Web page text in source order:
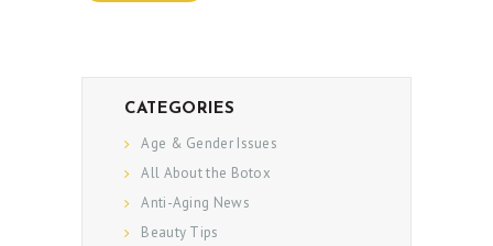
CATEGORIES
Age & Gender Issues
All About the Botox
Anti-Aging News
Beauty Tips